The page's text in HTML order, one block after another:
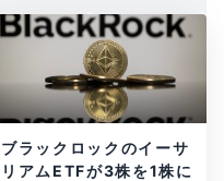
ブラックロックのイーサ
リアムETFが3株を1株に